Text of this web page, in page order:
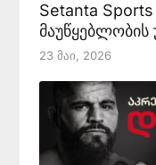
Setanta
მაუწყებლობის
23 Მაი, 2026